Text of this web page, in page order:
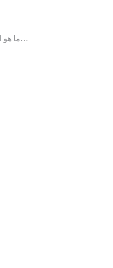
ما هو التسويق ؟ التسويق هو مجموعة من الأنشطة المتعلقة بالتخطيط والتنفيذ والترويج والتوزيع والتسعير للمنتجات أو الخدمات لتلبية احتياجات ورغبات العملاء وتحقيق أهداف…